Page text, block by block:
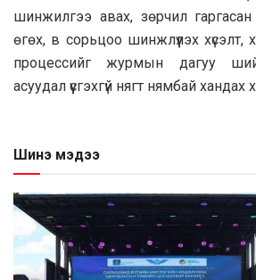
шинжилгээ авах, зөрчил
өгөх, в сорьцоо шинжлүүлэх хүсэлт,
процессийг журмын дагуу
асуудал үүсгэхгүй нягт нямбай хандах
Шинэ мэдээ